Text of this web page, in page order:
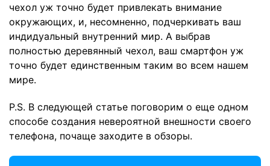
чехол уж точно будет привлекать внимание
окружающих, и, несомненно, подчеркивать ваш
индидуальный внутренний мир. А выбрав
полностью деревянный чехол, ваш смартфон уж
точно будет единственным таким во всем нашем
мире.
P.S. В следующей статье поговорим о еще одном
способе создания невероятной внешности своего
телефона, почаще заходите в обзоры.